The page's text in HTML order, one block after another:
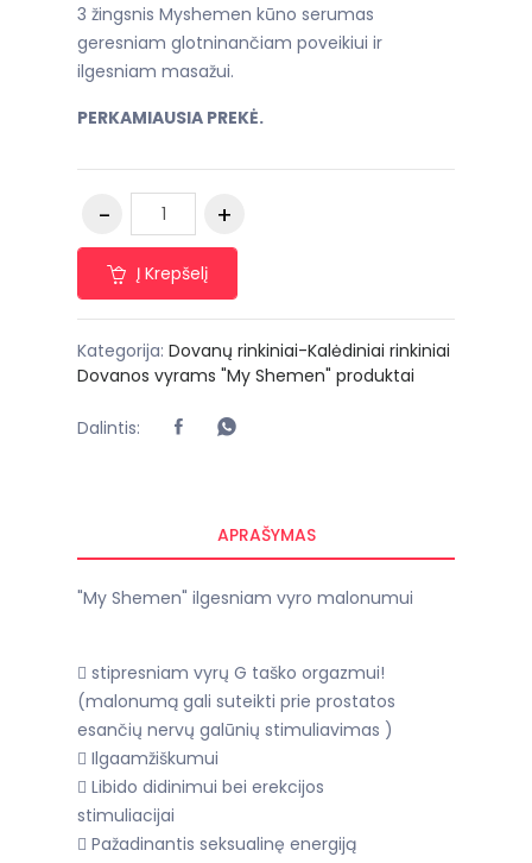
3 žingsnis Myshemen kūno serumas
geresniam glotninančiam poveikiui ir
ilgesniam masažui.
PERKAMIAUSIA PREKĖ.
Į Krepšelį
Kategorija: Dovanų rinkiniai-Kalėdiniai rinkiniai
Dovanos vyrams "My Shemen" produktai
Dalintis:
APRAŠYMAS
"My Shemen" ilgesniam vyro malonumui
 stipresniam vyrų G taško orgazmui!
(malonumą gali suteikti prie prostatos
esančių nervų galūnių stimuliavimas )
 Ilgaamžiškumui
 Libido didinimui bei erekcijos
stimuliacijai
 Pažadinantis seksualinę energiją